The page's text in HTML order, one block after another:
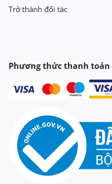
Trở thành đối tác
Phương thức thanh toán